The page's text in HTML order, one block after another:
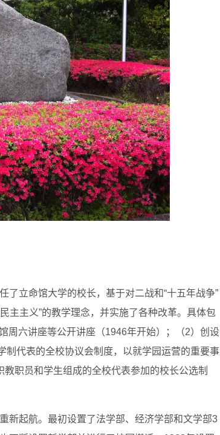
立命馆大学的校长，基于对二战和“十五年战争”
主主义”的教学理念，并实施了各种改革。具体包
周六讲座等公开讲座（1946年开始）；（2）创设
代表的全校协议会制度，以就学园运营的重要事
职员和学生组成的全校代表参加的校长公选制
新起航。最初设置了法学部、经济学部和文学部3